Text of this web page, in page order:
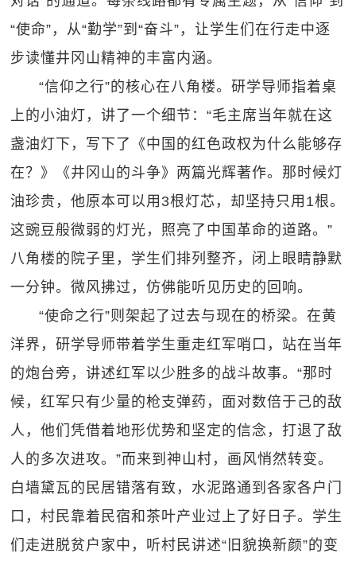
“使命”，从“勤学”到“奋斗”，让学生们在行走中逐
步读懂井冈山精神的丰富内涵。
“信仰之行”的核心在八角楼。研学导师指着桌
上的小油灯，讲了一个细节：“毛主席当年就在这
盏油灯下，写下了《中国的红色政权为什么能够存
在？》《井冈山的斗争》两篇光辉著作。那时候灯
油珍贵，他原本可以用3根灯芯，却坚持只用1根。
这豌豆般微弱的灯光，照亮了中国革命的道路。”
八角楼的院子里，学生们排列整齐，闭上眼睛静默
一分钟。微风拂过，仿佛能听见历史的回响。
“使命之行”则架起了过去与现在的桥梁。在黄
洋界，研学导师带着学生重走红军哨口，站在当年
的炮台旁，讲述红军以少胜多的战斗故事。“那时
候，红军只有少量的枪支弹药，面对数倍于己的敌
人，他们凭借着地形优势和坚定的信念，打退了敌
人的多次进攻。”而来到神山村，画风悄然转变。
白墙黛瓦的民居错落有致，水泥路通到各家各户门
口，村民靠着民宿和茶叶产业过上了好日子。学生
们走进脱贫户家中，听村民讲述“旧貌换新颜”的变